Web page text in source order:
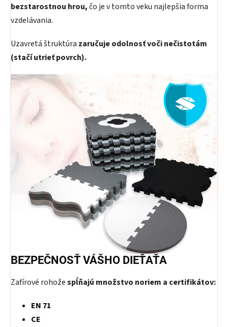
bezstarostnou hrou,čo je v tomto veku najlepšia forma
vzdelávania.
Uzavretá štruktúra zaručuje odolnosť voči nečistotám
(stačí utrieť povrch).
BEZPEČNOSŤ VÁŠHO DIEŤAŤA
Zafírové rohožespĺňajú množstvo noriem a certifikátov:
EN 71
CE